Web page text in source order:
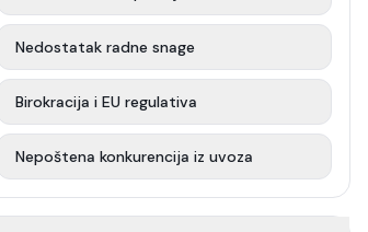
Nedostatak radne snage
Birokracija i EU regulativa
Nepoštena konkurencija iz uvoza